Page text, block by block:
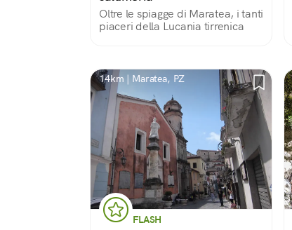
Oltre le spiagge di Maratea, i tanti
piaceri della Lucania tirrenica
14km | Maratea, PZ
FLASH